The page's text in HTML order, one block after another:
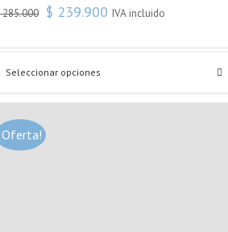
285.000 $ 239.900 IVA incluido
Seleccionar opciones